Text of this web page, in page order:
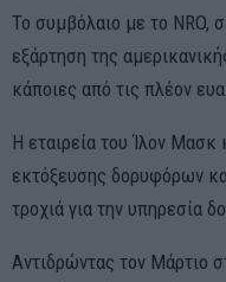
Το συμβόλαιο με το NRO,
εξάρτηση της
κάποιες από τις πλέον
Η εταιρεία του Ίλον Μασκ
εκτόξευσης δορυφόρων
τροχιά για την υπηρεσία
Αντιδρώντας τον Μάρτιο